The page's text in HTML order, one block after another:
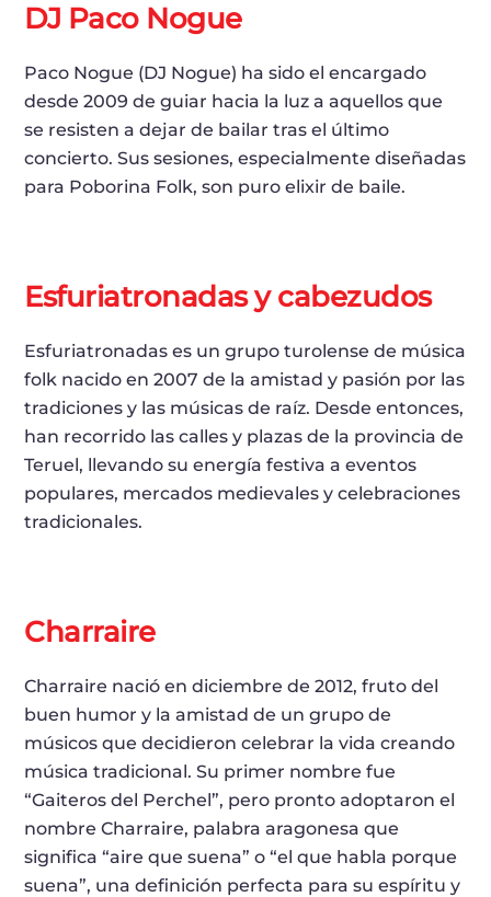
DJ Paco Nogue
Paco Nogue (DJ Nogue) ha sido el encargado
desde 2009 de guiar hacia la luz a aquellos que
se resisten a dejar de bailar tras el último
concierto. Sus sesiones, especialmente diseñadas
para Poborina Folk, son puro elixir de baile.
Esfuriatronadas y cabezudos
Esfuriatronadas es un grupo turolense de música
folk nacido en 2007 de la amistad y pasión por las
tradiciones y las músicas de raíz. Desde entonces,
han recorrido las calles y plazas de la provincia de
Teruel, llevando su energía festiva a eventos
populares, mercados medievales y celebraciones
tradicionales.
Charraire
Charraire nació en diciembre de 2012, fruto del
buen humor y la amistad de un grupo de
músicos que decidieron celebrar la vida creando
música tradicional. Su primer nombre fue
“Gaiteros del Perchel”, pero pronto adoptaron el
nombre Charraire, palabra aragonesa que
significa “aire que suena” o “el que habla porque
suena”, una definición perfecta para su espíritu y